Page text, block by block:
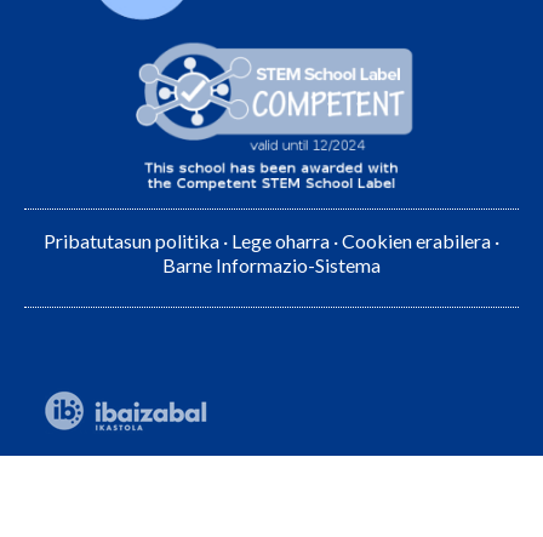
Pribatutasun politika · Lege oharra ·Cookien erabilera ·
Barne Informazio-Sistema